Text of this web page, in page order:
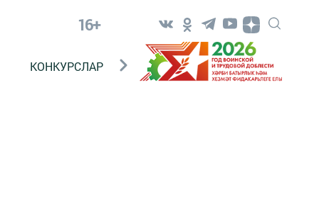
16+
КОНКУРСЛАР ТЕЛЕВИДЕНИЕ